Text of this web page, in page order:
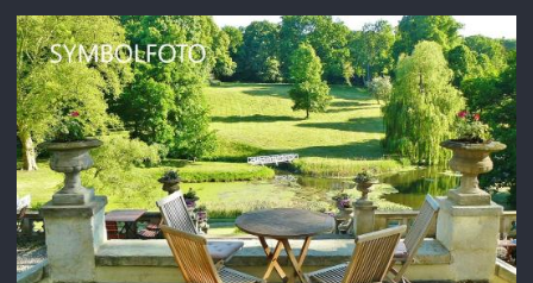
mail
Indirizzo e-mail*